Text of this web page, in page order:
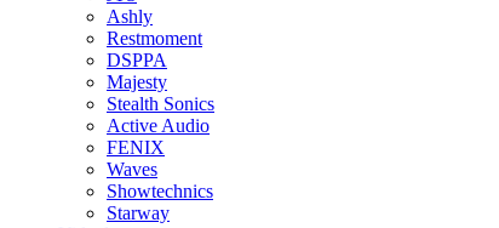
Ashly
Restmoment
DSPPA
Majesty
Stealth Sonics
Active Audio
FENIX
Waves
Showtechnics
Starway